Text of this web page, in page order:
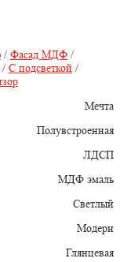
/ Фасад МДФ /
/ С подсветкой /
Мечта
Полувстроенная
ЛДСП
МДФ эмаль
Светлый
Модерн
Глянцевая